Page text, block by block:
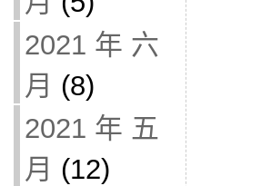
2021 年 六
月 (8)
2021 年 五
月 (12)